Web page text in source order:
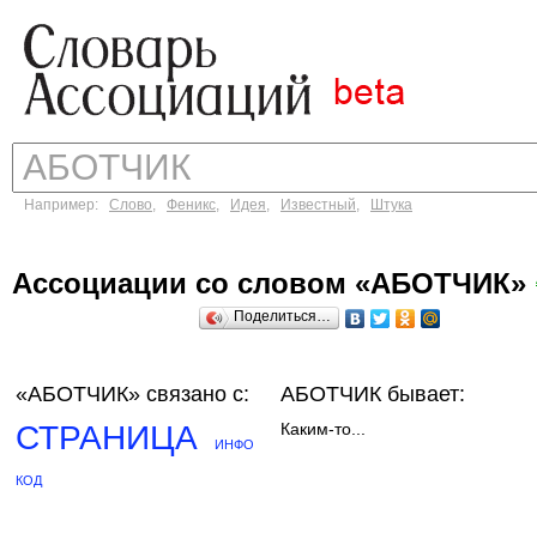
Например: Слово, Феникс, Идея, Известный, Штука
Ассоциации со словом «АБОТЧИК»
Поделиться…
«АБОТЧИК» связано с:
СТРАНИЦА ИНФО
КОД
АБОТЧИК бывает:
Каким-то...